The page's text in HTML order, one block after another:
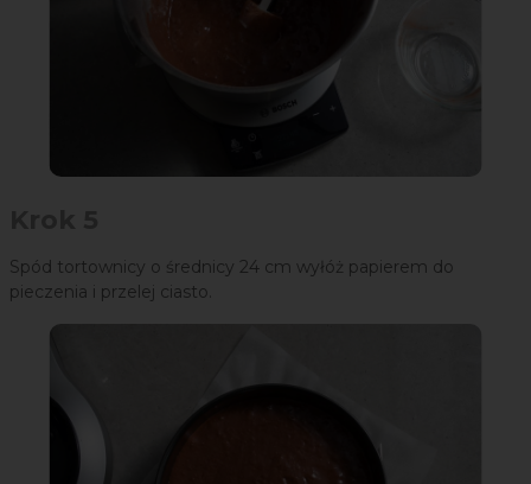
Spód tortownicy o średnicy 24 cm wyłóż papierem do
pieczenia i przelej ciasto.